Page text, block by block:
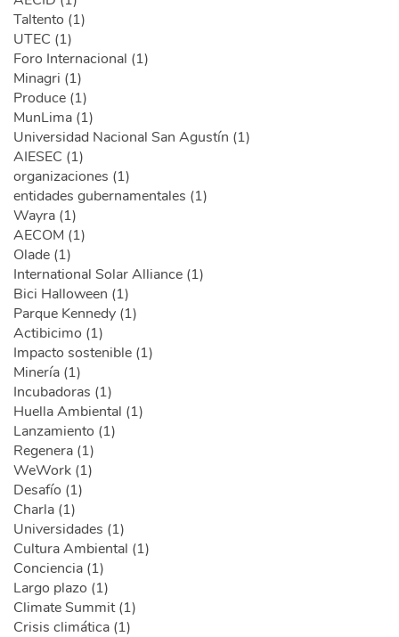
Taltento (1)
UTEC (1)
Foro Internacional (1)
Minagri (1)
Produce (1)
MunLima (1)
Universidad Nacional San Agustín (1)
AIESEC (1)
organizaciones (1)
entidades gubernamentales (1)
Wayra (1)
AECOM (1)
Olade (1)
International Solar Alliance (1)
Bici Halloween (1)
Parque Kennedy (1)
Actibicimo (1)
Impacto sostenible (1)
Minería (1)
Incubadoras (1)
Huella Ambiental (1)
Lanzamiento (1)
Regenera (1)
WeWork (1)
Desafío (1)
Charla (1)
Universidades (1)
Cultura Ambiental (1)
Conciencia (1)
Largo plazo (1)
Climate Summit (1)
Crisis climática (1)